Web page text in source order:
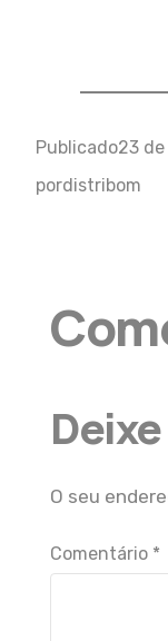
Publicado23
pordistribom
O seu
Comentário *